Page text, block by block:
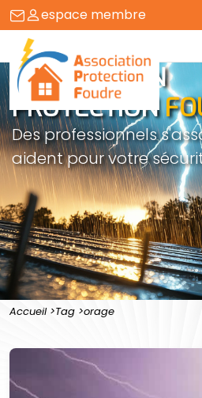
Aller
au
contenu
espace membre
ASSOCIATION
PROTECTION
Des professionnels
aident pour votre
Accueil Tag orage